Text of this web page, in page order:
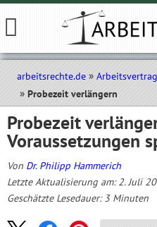
arbeitsrechte.de Arbeitsvertrag
Probezeit verlängern
Probezeit
Voraussetzungen
Von Dr. Philipp Hammerich
Letzte Aktualisierung am: 2. Juli
Geschätzte Lesedauer: 3 Minuten